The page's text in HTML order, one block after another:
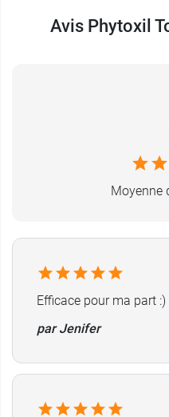
une cuillère doseuse.
La gamme inclut
Avis Phytoxil
Moyenne
Efficace pour ma part :)
par Jenifer